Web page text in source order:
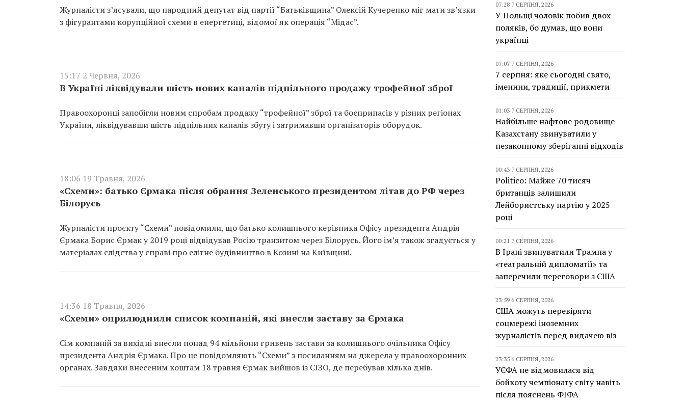
Журналісти з’ясували, що народний депутат від партії “Батьківщина” Олексій Кучеренко міг мати зв’язки
з фігурантами корупційної схеми в енергетиці, відомої як операція “Мідас”.
15:17 2 Червня, 2026
В Україні ліквідували шість нових каналів підпільного продажу трофейної зброї
Правоохоронці запобігли новим спробам продажу “трофейної” зброї та боєприпасів у різних регіонах
України, ліквідувавши шість підпільних каналів збуту і затримавши організаторів оборудок.
18:06 19 Травня, 2026
«Схеми»: батько Єрмака після обрання Зеленського президентом літав до РФ через
Білорусь
Журналісти проєкту “Схеми” повідомили, що батько колишнього керівника Офісу президента Андрія
Єрмака Борис Єрмак у 2019 році відвідував Росію транзитом через Білорусь. Його ім’я також згадується у
матеріалах слідства у справі про елітне будівництво в Козині на Київщині.
14:36 18 Травня, 2026
«Схеми» оприлюднили список компаній, які внесли заставу за Єрмака
Сім компаній за вихідні внесли понад 94 мільйони гривень застави за колишнього очільника Офісу
президента Андрія Єрмака. Про це повідомляють “Схеми” з посиланням на джерела у правоохоронних
органах. Завдяки внесеним коштам 18 травня Єрмак вийшов із СІЗО, де перебував кілька днів.
07:28 7 СЕРПНЯ, 2026
У Польщі чоловік побив двох
поляків, бо думав, що вони
українці
07:07 7 СЕРПНЯ, 2026
7 серпня: яке сьогодні свято,
іменини, традиції, прикмети
01:03 7 СЕРПНЯ, 2026
Найбільше нафтове родовище
Казахстану звинуватили у
незаконному зберіганні відходів
00:43 7 СЕРПНЯ, 2026
Politico: Майже 70 тисяч
британців залишили
Лейбористську партію у 2025
році
00:21 7 СЕРПНЯ, 2026
В Ірані звинуватили Трампа у
«театральній дипломатії» та
заперечили переговори з США
23:59 6 СЕРПНЯ, 2026
США можуть перевіряти
соцмережі іноземних
журналістів перед видачею віз
23:35 6 СЕРПНЯ, 2026
УЄФА не відмовилася від
бойкоту чемпіонату світу навіть
після пояснень ФІФА